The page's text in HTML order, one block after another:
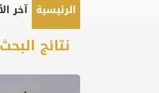
الرئيسية آخر
نتائج